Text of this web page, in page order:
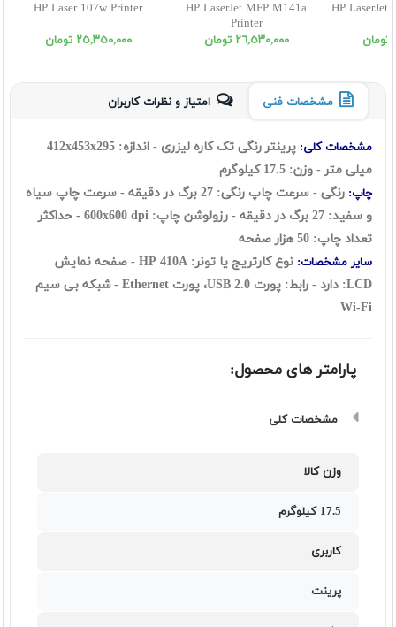
HP Laser 107w Printer
٢٥,٣٥٠,٠٠٠ تومان
HP LaserJet MFP M141a
Printer
٢٦,٥٣٠,٠٠٠ تومان
HP LaserJet
مشخصات فنی امتیاز و نظرات کاربران
مشخصات کلی:
پرینتر رنگی تک کاره لیزری - اندازه: 412x453x295
میلی متر - وزن: 17.5 کیلوگرم
چاپ:
رنگی - سرعت چاپ رنگی: 27 برگ در دقیقه - سرعت چاپ سیاه
و سفید: 27 برگ در دقیقه - رزولوشن چاپ: 600x600 dpi - حداکثر
تعداد چاپ: 50 هزار صفحه
سایر مشخصات:
نوع کارتریج یا تونر: HP 410A - صفحه نمایش
LCD: دارد - رابط: پورت USB 2.0، پورت Ethernet - شبکه بی سیم
Wi-Fi
پارامتر های محصول:
مشخصات کلی
وزن کالا
17.5 کيلوگرم
کاربری
پرینت